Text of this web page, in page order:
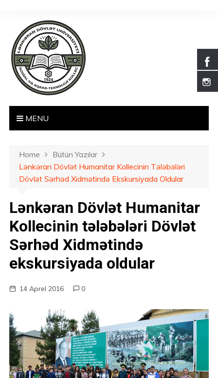
MENU
Home
Bütün Yazılar
Lənkəran Dövlət Humanitar Kollecinin Tələbələri
Dövlət Sərhəd Xidmətində Ekskursiyada Oldular
Lənkəran Dövlət Humanitar
Kollecinin tələbələri Dövlət
Sərhəd Xidmətində
ekskursiyada oldular
14 Aprel 2016 0